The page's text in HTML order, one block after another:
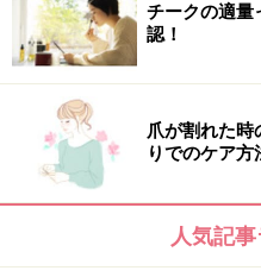
チークの適量
認！
爪が割れた時
りでのケア方
人気記